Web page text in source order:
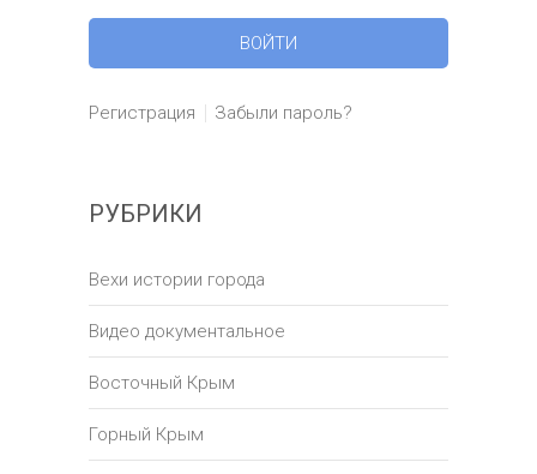
Регистрация Забыли пароль?
РУБРИКИ
Вехи истории города
Видео документальное
Восточный Крым
Горный Крым